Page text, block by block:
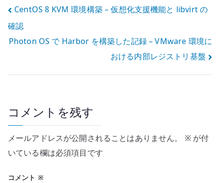
投
稿
ナ
ビ
ー
シ
ョ
ン
CentOS 8 KVM 環境構築 – 仮想化支援機能と libvirt の
確認
Photon OS で Harbor を構築した記録 – VMware 環境に
おける内部レジストリ基盤
コメントを残す
メールアドレスが公開されることはありません。 ※が付
いている欄は必須項目です
コメント ※